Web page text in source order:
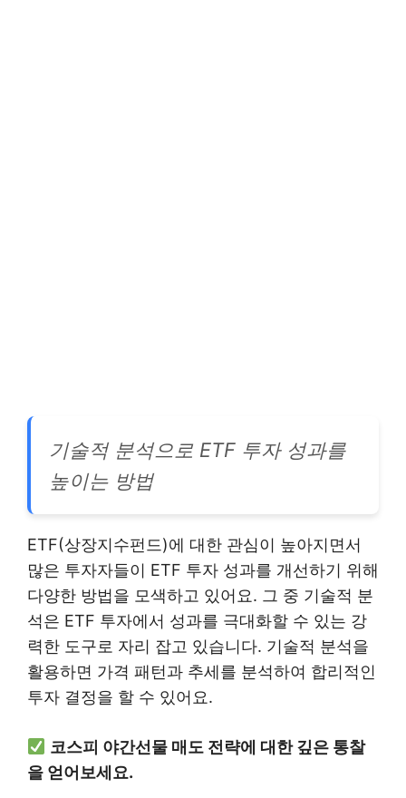
기술적 분석으로 ETF 투자 성과를
높이는 방법
ETF(상장지수펀드)에 대한 관심이 높아지면서
많은 투자자들이 ETF 투자 성과를 개선하기 위해
다양한 방법을 모색하고 있어요. 그 중 기술적 분
석은 ETF 투자에서 성과를 극대화할 수 있는 강
력한 도구로 자리 잡고 있습니다. 기술적 분석을
활용하면 가격 패턴과 추세를 분석하여 합리적인
투자 결정을 할 수 있어요.
코스피 야간선물 매도 전략에 대한 깊은 통찰
을 얻어보세요.